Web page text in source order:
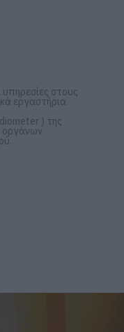
στους
εργαστήρια
) της
οργάνων